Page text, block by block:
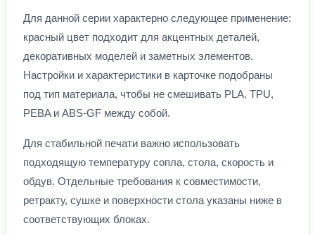
Для данной серии характерно следующее применение:
красный цвет подходит для акцентных деталей,
декоративных моделей и заметных элементов.
Настройки и характеристики в карточке подобраны
под тип материала, чтобы не смешивать PLA, TPU,
PEBA и ABS-GF между собой.
Для стабильной печати важно использовать
подходящую температуру сопла, стола, скорость и
обдув. Отдельные требования к совместимости,
ретракту, сушке и поверхности стола указаны ниже в
соответствующих блоках.